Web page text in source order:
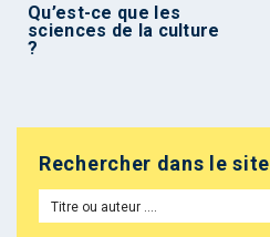
Qu’est-ce que les
sciences de la culture
?
Rechercher dans le site